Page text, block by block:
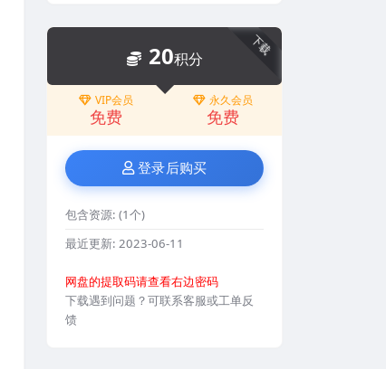
下载
20积分
VIP会员
免费
永久会员
免费
登录后购买
包含资源: (1个)
最近更新: 2023-06-11
网盘的提取码请查看右边密码
下载遇到问题？可联系客服或工单反
馈